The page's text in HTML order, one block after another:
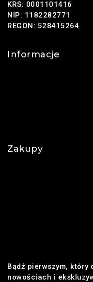
KRS: 0001101416
NIP: 1182282771
REGON: 528415264
Informacje
Zakupy
Bądź pierwszym, który
nowościach i